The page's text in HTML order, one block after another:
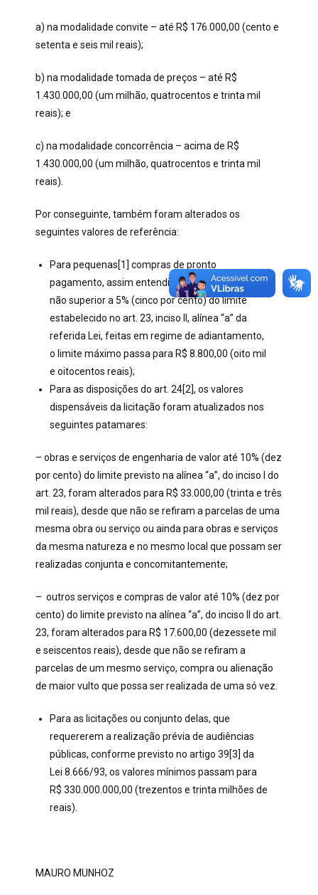
a) na modalidade convite – até R$ 176.000,00 (cento e
setenta e seis mil reais);
b) na modalidade tomada de preços – até R$
1.430.000,00 (um milhão, quatrocentos e trinta mil
reais); e
c) na modalidade concorrência – acima de R$
1.430.000,00 (um milhão, quatrocentos e trinta mil
reais).
Por conseguinte, também foram alterados os
seguintes valores de referência:
Para pequenas[1] compras de pronto
pagamento, assim entendidas aquelas de valor
não superior a 5% (cinco por cento) do limite
estabelecido no art. 23, inciso II, alínea “a” da
referida Lei, feitas em regime de adiantamento,
o limite máximo passa para R$ 8.800,00 (oito mil
e oitocentos reais);
Para as disposições do art. 24[2], os valores
dispensáveis da licitação foram atualizados nos
seguintes patamares:
– obras e serviços de engenharia de valor até 10% (dez
por cento) do limite previsto na alínea “a”, do inciso I do
art. 23, foram alterados para R$ 33.000,00 (trinta e três
mil reais), desde que não se refiram a parcelas de uma
mesma obra ou serviço ou ainda para obras e serviços
da mesma natureza e no mesmo local que possam ser
realizadas conjunta e concomitantemente;
– outros serviços e compras de valor até 10% (dez por
cento) do limite previsto na alínea “a”, do inciso II do art.
23, foram alterados para R$ 17.600,00 (dezessete mil
e seiscentos reais), desde que não se refiram a
parcelas de um mesmo serviço, compra ou alienação
de maior vulto que possa ser realizada de uma só vez.
Para as licitações ou conjunto delas, que
requererem a realização prévia de audiências
públicas, conforme previsto no artigo 39[3] da
Lei 8.666/93, os valores mínimos passam para
R$ 330.000.000,00 (trezentos e trinta milhões de
reais).
MAURO MUNHOZ